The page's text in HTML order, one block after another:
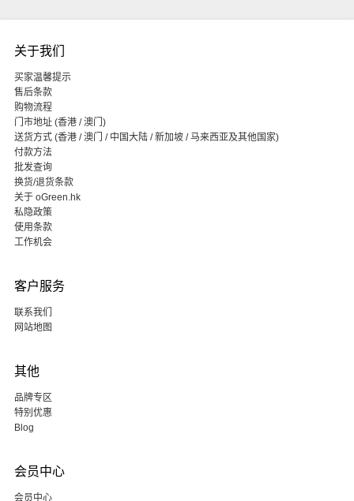
关于我们
买家温馨提示
售后条款
购物流程
门市地址 (香港 / 澳门)
送货方式 (香港 / 澳门 / 中国大陆 / 新加坡 / 马来西亚及其他国家)
付款方法
批发查询
换货/退货条款
关于 oGreen.hk
私隐政策
使用条款
工作机会
客户服务
联系我们
网站地图
其他
品牌专区
特别优惠
Blog
会员中心
会员中心